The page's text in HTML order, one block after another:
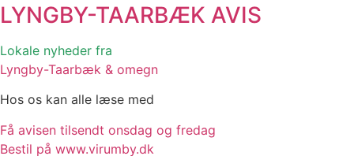
LYNGBY-TAARBÆK AVIS
Lokale nyheder fra
Lyngby-Taarbæk & omegn
Hos os kan alle læse med
Få avisen tilsendt onsdag og fredag
Bestil på www.virumby.dk